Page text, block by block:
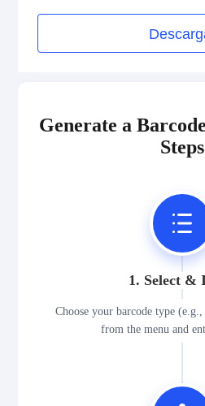
Generate a
Steps
1. Select &
Choose your barcode type
from the menu and